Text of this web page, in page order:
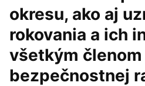
okresu, ako aj
rokovania a ich
všetkým členom
bezpečnostnej